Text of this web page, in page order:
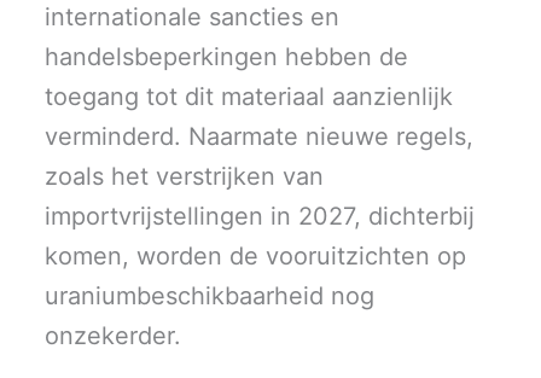
internationale sancties en
handelsbeperkingen hebben de
toegang tot dit materiaal aanzienlijk
verminderd. Naarmate nieuwe regels,
zoals het verstrijken van
importvrijstellingen in 2027, dichterbij
komen, worden de vooruitzichten op
uraniumbeschikbaarheid nog
onzekerder.